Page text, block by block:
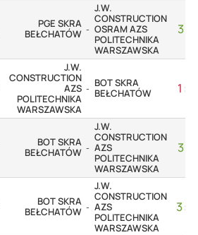
PGE SKRA
BEŁCHATÓW -
J.W.
CONSTRUCTION
OSRAM AZS
POLITECHNIKA
WARSZAWSKA
3
J.W.
CONSTRUCTION
AZS
POLITECHNIKA
WARSZAWSKA
- BOT SKRA
BEŁCHATÓW
1 :
BOT SKRA
BEŁCHATÓW -
J.W.
CONSTRUCTION
AZS
POLITECHNIKA
WARSZAWSKA
3
BOT SKRA
BEŁCHATÓW -
J.W.
CONSTRUCTION
AZS
POLITECHNIKA
WARSZAWSKA
3: